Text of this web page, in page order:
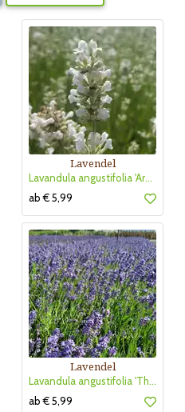
Lavendel
Lavandula angustifolia 'Arctic Snow'
ab € 5,99
Lavendel
Lavandula angustifolia 'Thumbelina Leigh'
ab € 5,99